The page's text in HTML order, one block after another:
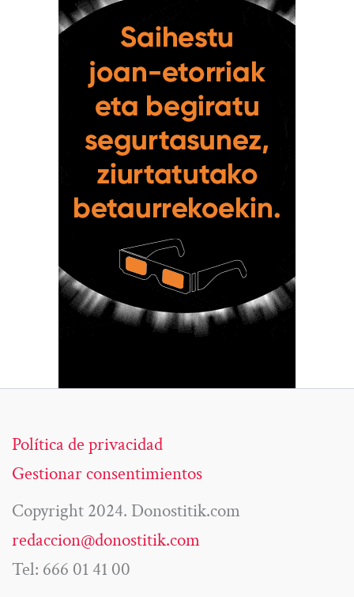
Política de privacidad
Gestionar consentimientos
Copyright 2024. Donostitik.com
redaccion@donostitik.com
Tel: 666 01 41 00